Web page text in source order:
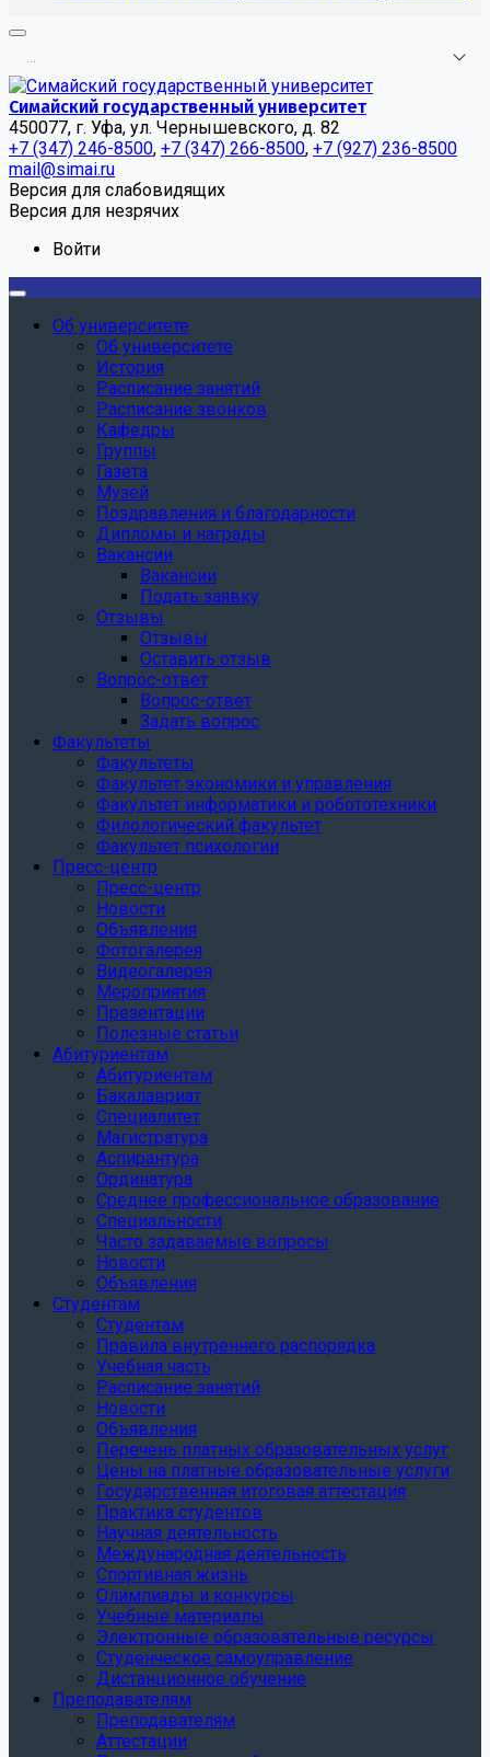
...
Симайский государственный университет
450077, г. Уфа, ул. Чернышевского, д. 82
+7 (347) 246-8500, +7 (347) 266-8500, +7 (927) 236-8500
mail@simai.ru
Версия для слабовидящих
Версия для незрячих
Войти
Об университете
Об университете
История
Расписание занятий
Расписание звонков
Кафедры
Группы
Газета
Музей
Поздравления и благодарности
Дипломы и награды
Вакансии
Вакансии
Подать заявку
Отзывы
Отзывы
Оставить отзыв
Вопрос-ответ
Вопрос-ответ
Задать вопрос
Факультеты
Факультеты
Факультет экономики и управления
Факультет информатики и робототехники
Филологический факультет
Факультет психологии
Пресс-центр
Пресс-центр
Новости
Объявления
Фотогалерея
Видеогалерея
Мероприятия
Презентации
Полезные статьи
Абитуриентам
Абитуриентам
Бакалавриат
Специалитет
Магистратура
Аспирантура
Ординатура
Среднее профессиональное образование
Специальности
Часто задаваемые вопросы
Новости
Объявления
Студентам
Студентам
Правила внутреннего распорядка
Учебная часть
Расписание занятий
Новости
Объявления
Перечень платных образовательных услуг
Цены на платные образовательные услуги
Государственная итоговая аттестация
Практика студентов
Научная деятельность
Международная деятельность
Спортивная жизнь
Олимпиады и конкурсы
Учебные материалы
Электронные образовательные ресурсы
Студенческое самоуправление
Дистанционное обучение
Преподавателям
Преподавателям
Аттестации